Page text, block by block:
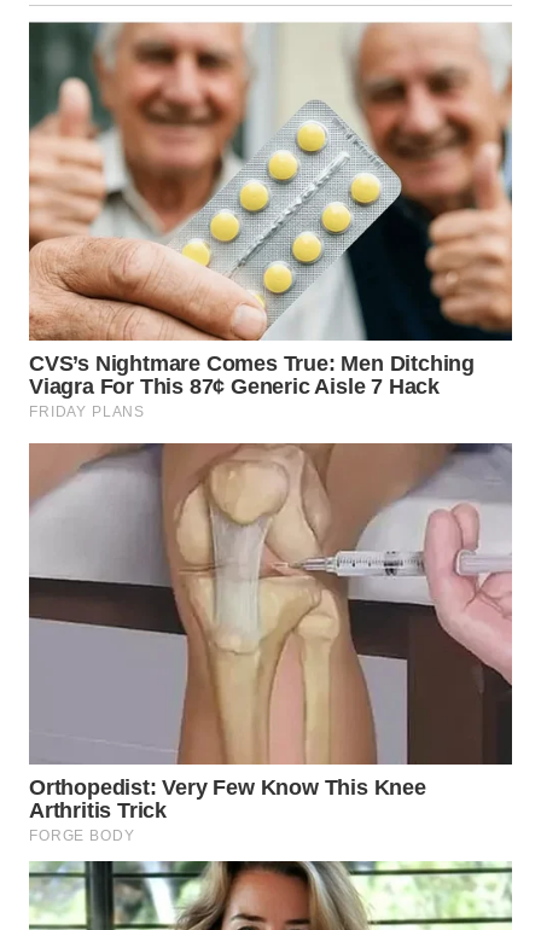
KALSEL
WN
KALTIM
WN
SULSEL
WN
GORONTALO
WN
SULUT
WN
MALUT
WN
DANAU
TOBA
WN
NIAS